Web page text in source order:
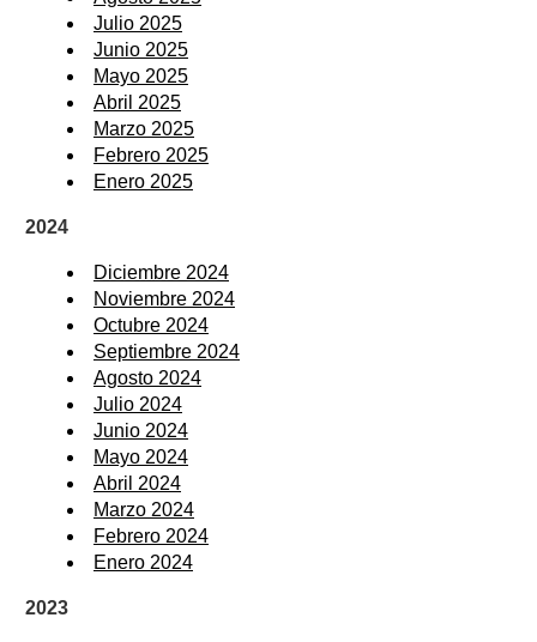
Julio 2025
Junio 2025
Mayo 2025
Abril 2025
Marzo 2025
Febrero 2025
Enero 2025
2024
Diciembre 2024
Noviembre 2024
Octubre 2024
Septiembre 2024
Agosto 2024
Julio 2024
Junio 2024
Mayo 2024
Abril 2024
Marzo 2024
Febrero 2024
Enero 2024
2023